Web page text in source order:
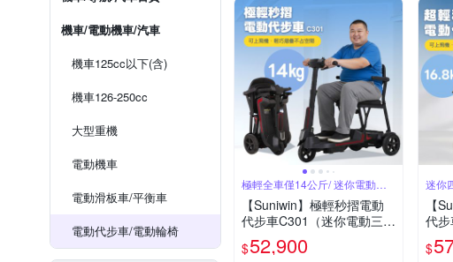
機車/電動機車/汽車
機車125cc以下(含)
機車126-250cc
大型重機
電動機車
電動滑板車/平衡車
電動代步車/電動輪椅
極輕全車僅14公斤/ 迷你電動三
輪車
【Suniwin】極輕秒摺電動
代步車C301（迷你電動三輪
車/ 出國首選/ 老人長輩/ 行
動不便）
$52,900
迷你
內外
【
代
國
出
$